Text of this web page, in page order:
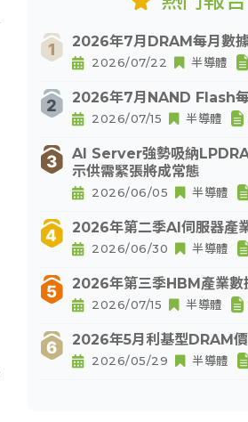
2026年7月DRAM每月數
2026/07/22 半導體
2026年7月NAND Flash
2026/07/15 半導體
AI Server強勢吸納
示供需緊張將成常態
2026/06/05 半導體
2026年第二季AI伺服器產
2026/06/30 半導體
2026年第三季HBM產業數
2026/07/15 半導體
2026年5月利基型DRAM
2026/05/29 半導體